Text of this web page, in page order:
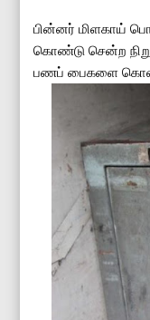
பின்னர் மிளகாய்
கொண்டு சென்ற
பணப் பைகளை